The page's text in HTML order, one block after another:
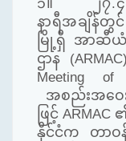
နာရီအချိန်တွင်
မြို့ရှိ အာဆီယံ
ဌာန
Meeting
အစည်းအဝေး
ဖြင့် ARMAC
နိုင်ငံက တာဝ